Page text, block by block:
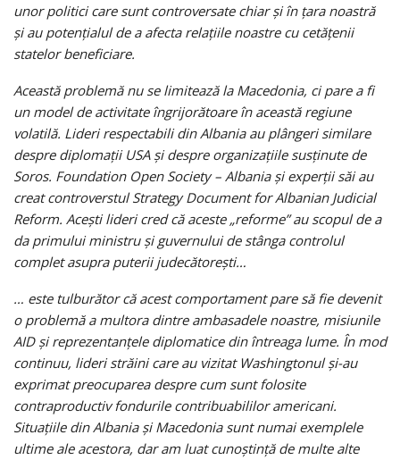
unor politici care sunt controversate chiar şi în ţara noastră
şi au potenţialul de a afecta relaţiile noastre cu cetăţenii
statelor beneficiare.
Această problemă nu se limitează la Macedonia, ci pare a fi
un model de activitate îngrijorătoare în această regiune
volatilă. Lideri respectabili din Albania au plângeri similare
despre diplomaţii USA şi despre organizaţiile susţinute de
Soros. Foundation Open Society – Albania şi experţii săi au
creat controverstul Strategy Document for Albanian Judicial
Reform. Aceşti lideri cred că aceste „reforme” au scopul de a
da primului ministru şi guvernului de stânga controlul
complet asupra puterii judecătoreşti…
… este tulburător că acest comportament pare să fie devenit
o problemă a multora dintre ambasadele noastre, misiunile
AID şi reprezentanţele diplomatice din întreaga lume. În mod
continuu, lideri străini care au vizitat Washingtonul şi-au
exprimat preocuparea despre cum sunt folosite
contraproductiv fondurile contribuabililor americani.
Situaţiile din Albania şi Macedonia sunt numai exemplele
ultime ale acestora, dar am luat cunoştinţă de multe alte